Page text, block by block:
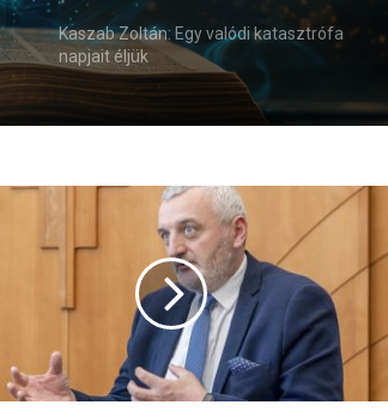
Kaszab Zoltán: Egy valódi katasztrófa
napjait éljük